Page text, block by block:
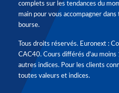
complets sur les tendances du
main pour vous accompagner
bourse.
Tous droits réservés. Euronext :
CAC40. Cours différés d'au
autres indices. Pour les clients
toutes valeurs et indices.